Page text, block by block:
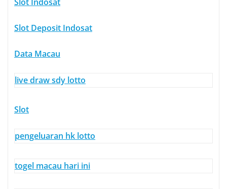
Slot Deposit Indosat
Data Macau
live draw sdy lotto
Slot
pengeluaran hk lotto
togel macau hari ini